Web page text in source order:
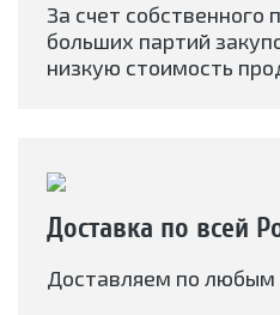
За счет собственного
больших партий
низкую стоимость
Доставка по всей
Доставляем по любым